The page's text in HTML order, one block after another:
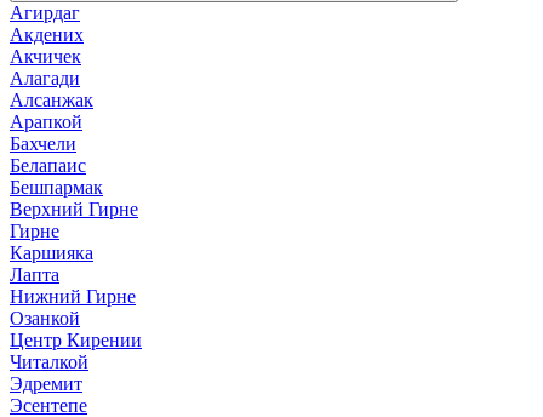
Агирдаг
Акдених
Акчичек
Алагади
Алсанжак
Арапкой
Бахчели
Белапаис
Бешпармак
Верхний Гирне
Гирне
Каршияка
Лапта
Нижний Гирне
Озанкой
Центр Кирении
Читалкой
Эдремит
Эсентепе